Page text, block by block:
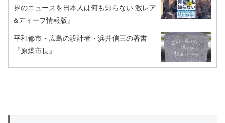
界のニュースを日本人は何も知らない 激レア
&ディープ情報版』
平和都市・広島の設計者・浜井信三の著書
『原爆市長』